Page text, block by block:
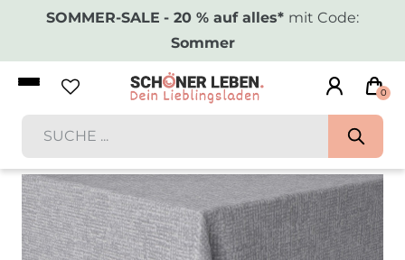
SOMMER-SALE - 20 % auf alles* mit Code:
Sommer
0